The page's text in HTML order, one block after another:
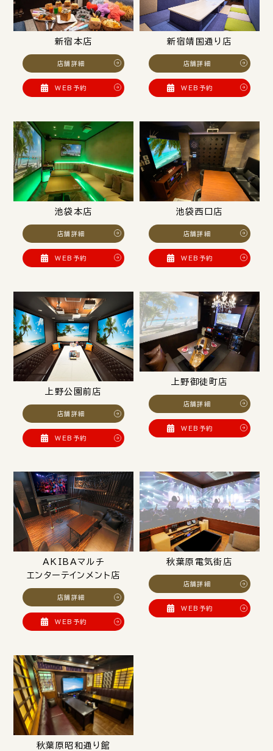
新宿本店
店舗詳細
WEB予約
新宿靖国通り店
店舗詳細
WEB予約
池袋本店
店舗詳細
WEB予約
池袋西口店
店舗詳細
WEB予約
上野公園前店
店舗詳細
WEB予約
上野御徒町店
店舗詳細
WEB予約
AKIBAマルチ
エンターテインメント店
店舗詳細
WEB予約
秋葉原電気街店
店舗詳細
WEB予約
秋葉原昭和通り館